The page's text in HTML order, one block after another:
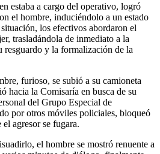
estaba a cargo del operativo, logró
el hombre, induciéndolo a un estado
los efectivos abordaron el
trasladándola de inmediato a la
resguardo y la formalización de la
furioso, se subió a su camioneta
hacia la Comisaría en busca de su
del Grupo Especial de
por otros móviles policiales, bloqueó
agresor se fugara.
el hombre se mostró renuente a